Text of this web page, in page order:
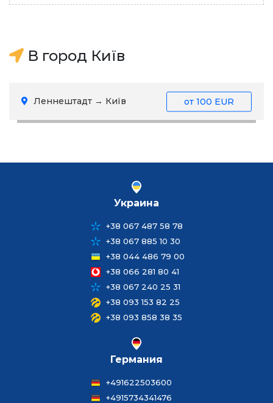
В город Київ
Леннештадт → Київ от 100 EUR
Украина
+38 067 487 58 78
+38 067 885 10 30
+38 044 486 79 00
+38 066 281 80 41
+38 067 240 25 31
+38 093 153 82 25
+38 093 858 38 35
Германия
+491622503600
+4915734341476